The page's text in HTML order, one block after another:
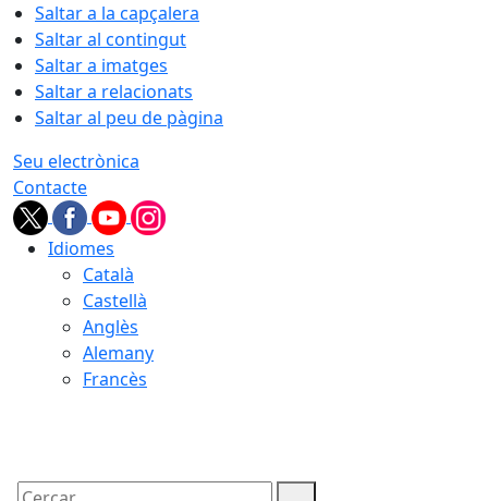
Saltar a la capçalera
Saltar al contingut
Saltar a imatges
Saltar a relacionats
Saltar al peu de pàgina
Seu electrònica
Contacte
Idiomes
Català
Castellà
Anglès
Alemany
Francès